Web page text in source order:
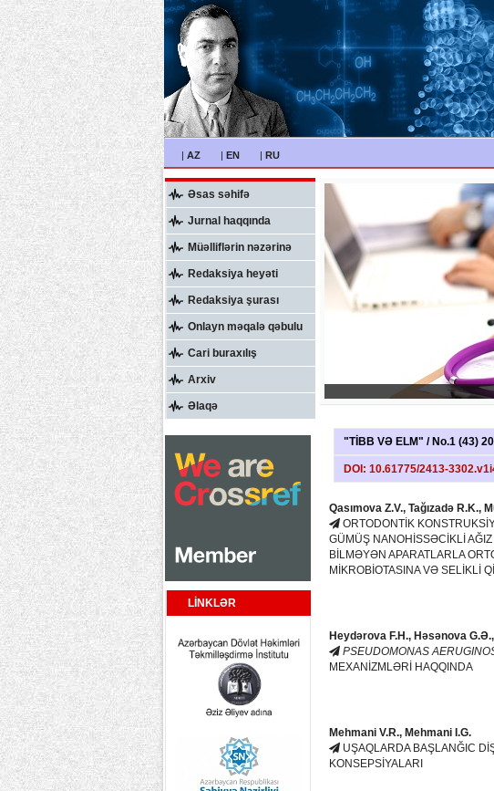
| AZ | EN | RU
Əsas səhifə
Jurnal haqqında
Müəlliflərin nəzərinə
Redaksiya heyəti
Redaksiya şurası
Onlayn məqalə qəbulu
Cari buraxılış
Arxiv
Əlaqə
LİNKLƏR
"TİBB VƏ ELM" / No.1 (43)
DOI: 10.61775/2413-
Qasımova Z.V., Tağızadə R.K.,
ORTODONTİK
GÜMÜŞ NANOHİSSƏCİKLİ
BİLMƏYƏN APARATLARLA
MİKROBİOTASINA VƏ SELİKLİ
Heydərova F.H., Həsənova
PSEUDOMONAS
MEXANİZMLƏRİ HAQQINDA
Mehmani V.R., Mehmani I.G.
UŞAQLARDA BAŞLANĞIC
KONSEPSİYALARI